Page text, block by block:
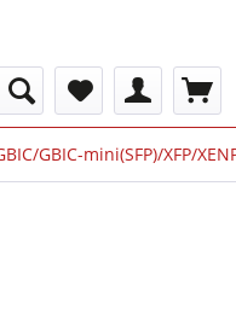
GBIC-mini(SFP)/XFP/